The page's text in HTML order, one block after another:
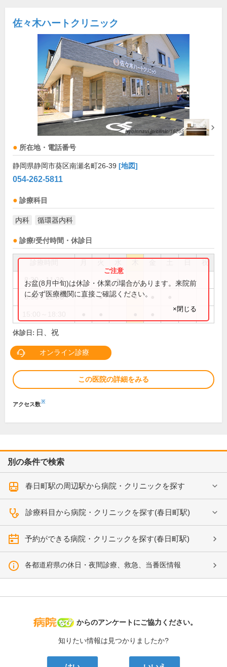
佐々木ハートクリニック
所在地・電話番号
静岡県静岡市葵区南瀬名町26-39 [地図]
054-262-5811
診療科目
内科 循環器内科
診療/受付時間・休診日
祝
8:30～11:30 ●
8:30～12:00 ● ● ●
お盆(8月中旬)は休診・休業の場合があります。来院前
に必ず医療機関に直接ご確認ください。
×閉じる
休診日: 日、祝
オンライン診療
この医院の詳細をみる
アクセス数※
別の条件で検索
春日町駅の周辺駅から病院・クリニックを探す
診療科目から病院・クリニックを探す(春日町駅)
予約ができる病院・クリニックを探す(春日町駅)
各都道府県の休日・夜間診療、救急、当番医情報
病院なび
からのアンケートにご協力ください。
知りたい情報は見つかりましたか?